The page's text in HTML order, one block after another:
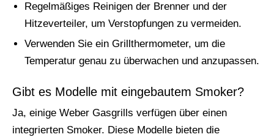
Regelmäßiges Reinigen der Brenner und der
Hitzeverteiler, um Verstopfungen zu vermeiden.
Verwenden Sie ein Grillthermometer, um die
Temperatur genau zu überwachen und anzupassen.
Gibt es Modelle mit eingebautem Smoker?
Ja, einige Weber Gasgrills verfügen über einen
integrierten Smoker. Diese Modelle bieten die